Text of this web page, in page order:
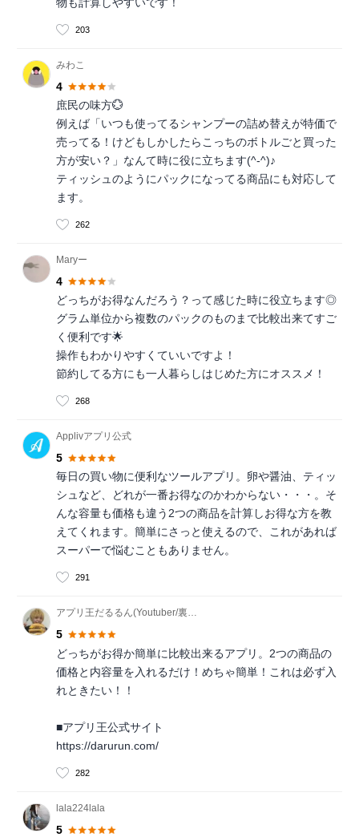
203
みわこ
4
庶民の味方💮
例えば「いつも使ってるシャンプーの詰め替えが特価で
売ってる！けどもしかしたらこっちのボトルごと買った
方が安い？」なんて時に役に立ちます(^-^)♪
ティッシュのようにパックになってる商品にも対応して
ます。
262
Maryー
4
どっちがお得なんだろう？って感じた時に役立ちます◎
グラム単位から複数のパックのものまで比較出来てすご
く便利です🌟
操作もわかりやすくていいですよ！
節約してる方にも一人暮らしはじめた方にオススメ！
268
Applivアプリ公式
5
毎日の買い物に便利なツールアプリ。卵や醤油、ティッ
シュなど、どれが一番お得なのかわからない・・・。そ
んな容量も価格も違う2つの商品を計算しお得な方を教
えてくれます。簡単にさっと使えるので、これがあれば
スーパーで悩むこともありません。
291
アプリ王だるるん(Youtuber/裏メニュー評論家)
5
どっちがお得か簡単に比較出来るアプリ。2つの商品の
価格と内容量を入れるだけ！めちゃ簡単！これは必ず入
れときたい！！
■アプリ王公式サイト
https://darurun.com/
282
lala224lala
5